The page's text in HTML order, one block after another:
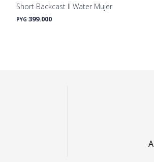
Short Backcast II Water Mujer
PYG 399.000